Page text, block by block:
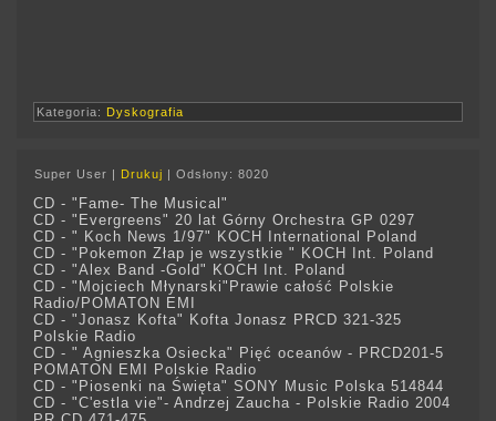
Kategoria: Dyskografia
Super User | Drukuj |Odsłony: 8020
CD - "Fame- The Musical"
CD - "Evergreens" 20 lat Górny Orchestra GP 0297
CD - " Koch News 1/97" KOCH International Poland
CD - "Pokemon Złap je wszystkie " KOCH Int. Poland
CD - "Alex Band -Gold" KOCH Int. Poland
CD - "Mojciech Młynarski"Prawie całość Polskie
Radio/POMATON EMI
CD - "Jonasz Kofta" Kofta Jonasz PRCD 321-325
Polskie Radio
CD - " Agnieszka Osiecka" Pięć oceanów - PRCD201-5
POMATON EMI Polskie Radio
CD - "Piosenki na Święta" SONY Music Polska 514844
CD - "C'estla vie"- Andrzej Zaucha - Polskie Radio 2004